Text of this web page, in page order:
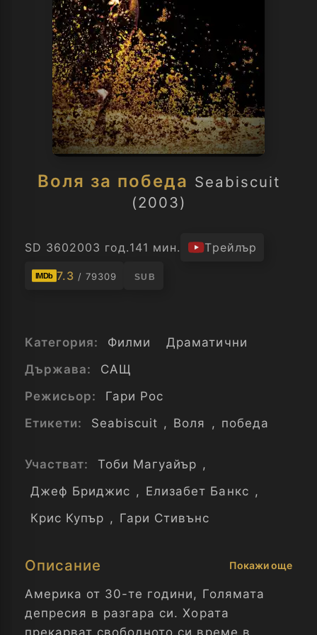
Воля за победа Seabiscuit
(2003)
SD 3602003 год.141 мин. Трейлър
IMDb 7.3 / 79309 SUB
Категория: Филми
Драматични
Държава:
САЩ
Режисьор:
Гари Рос
Етикети:
Seabiscuit , Воля , победа
Участват: Тоби Магуайър ,
Джеф Бриджис , Елизабет Банкс ,
Крис Купър , Гари Стивънс
Описание Покажи още
Америка от 30-те години, Голямата
депресия в разгара си. Хората
прекарват свободното си време в